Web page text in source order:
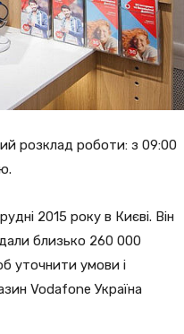
розклад роботи: з 09:00
2015 року в Києві. Він
близько 260 000
уточнити умови і
Vodafone Україна